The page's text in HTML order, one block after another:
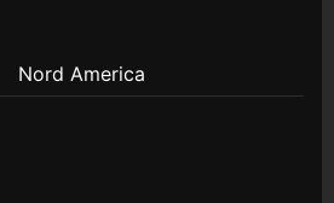
Nord America